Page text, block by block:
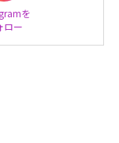
を
ロー